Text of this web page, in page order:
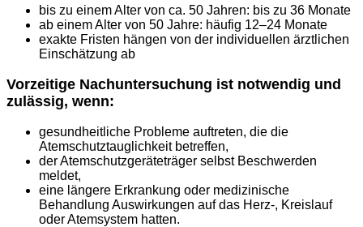
bis zu einem Alter von ca. 50 Jahren: bis zu 36 Monate
ab einem Alter von 50 Jahre: häufig 12–24 Monate
exakte Fristen hängen von der individuellen ärztlichen
Einschätzung ab
Vorzeitige Nachuntersuchung ist notwendig und
zulässig, wenn:
gesundheitliche Probleme auftreten, die die
Atemschutztauglichkeit betreffen,
der Atemschutzgeräteträger selbst Beschwerden
meldet,
eine längere Erkrankung oder medizinische
Behandlung Auswirkungen auf das Herz-, Kreislauf
oder Atemsystem hatten.